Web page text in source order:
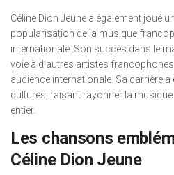
Céline Dion Jeune a également joué
popularisation de la musique
internationale. Son succès dans le
voie à d’autres artistes
audience internationale. Sa carrière a
cultures, faisant rayonner la
entier.
Les chansons
Céline Dion Jeune